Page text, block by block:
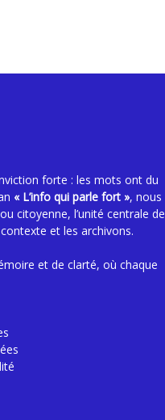
forte : les mots ont du
« L’info qui parle fort », nous
citoyenne, l’unité centrale de
et les archivons.
et de clarté, où chaque